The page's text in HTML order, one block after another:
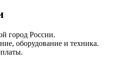
город России.
оборудование и техника.